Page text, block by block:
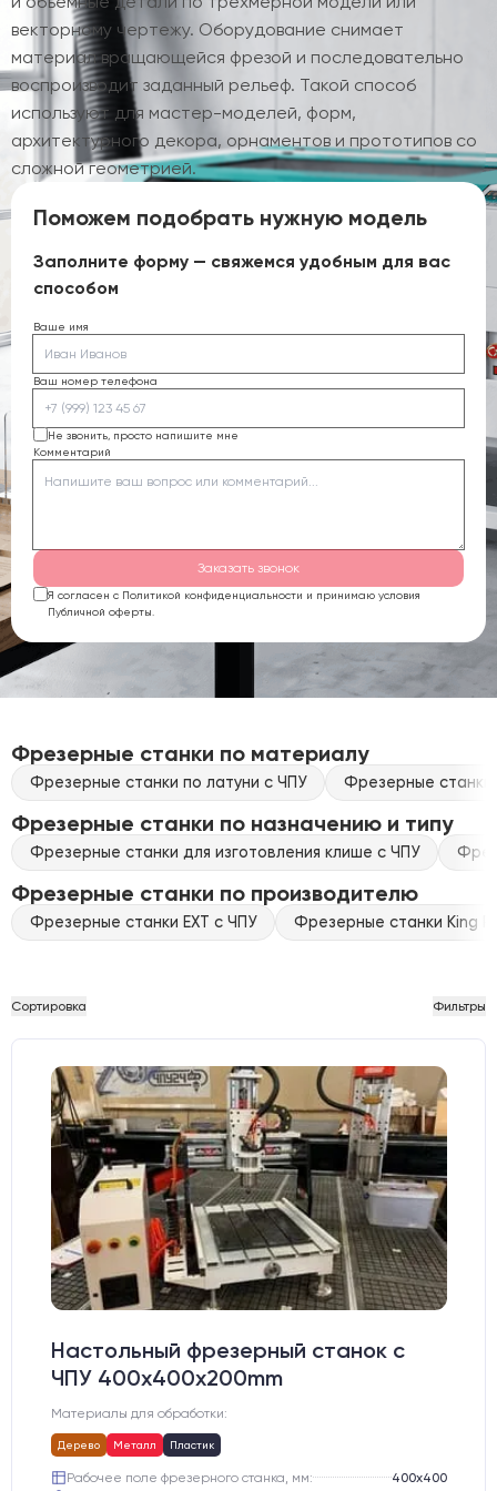
векторному чертежу. Оборудование снимает
материал вращающейся фрезой и последовательно
воспроизводит заданный рельеф. Такой способ
используют для мастер-моделей, форм,
архитектурного декора, орнаментов и прототипов со
сложной геометрией.
Поможем подобрать нужную модель
Заполните форму — свяжемся удобным для вас
способом
Ваше имя
Ваш номер телефона
Не звонить, просто напишите мне
Комментарий
Заказать звонок
Я согласен с Политикой конфиденциальности и принимаю условия
Публичной оферты.
Фрезерные станки по материалу
Фрезерные станки по латуни с ЧПУ Фрезерные
Фрезерные станки по назначению и типу
Фрезерные станки для изготовления клише с ЧПУ
Фрезерные станки по производителю
Фрезерные станки EXT с ЧПУ Фрезерные станки King
Сортировка Фильтры
Настольный фрезерный станок с
ЧПУ 400x400x200mm
Материалы для обработки:
Дерево Металл Пластик
Рабочее поле фрезерного станка, мм:
400х400